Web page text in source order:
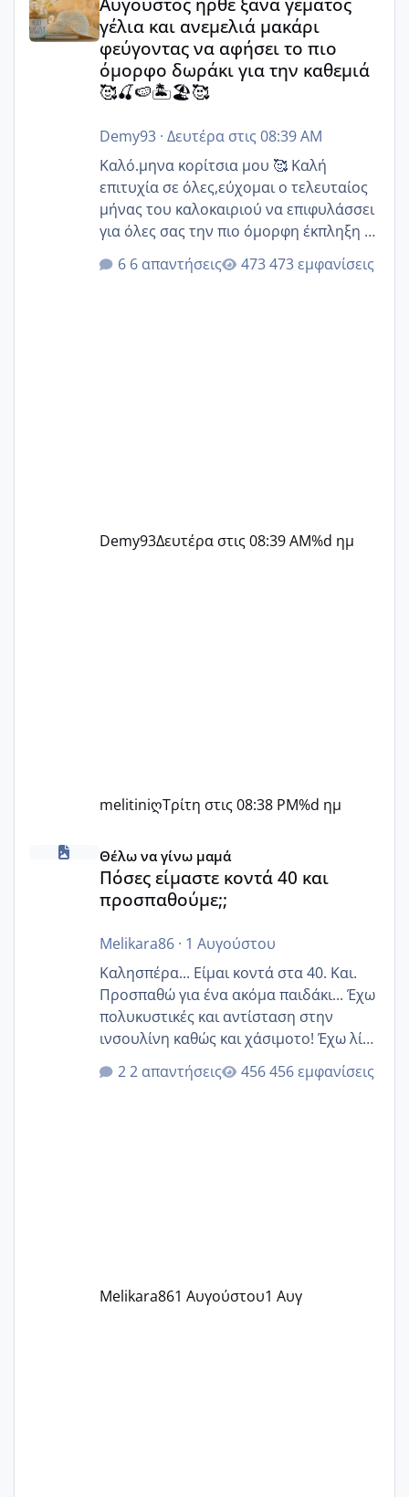
γέλια και ανεμελιά μακάρι
φεύγοντας να αφήσει το πιο
όμορφο δωράκι για την καθεμιά
🥰🍒🍉🏝️🏖️🥰
Demy93· Δευτέρα στις 08:39 AM
Καλό.μηνα κορίτσια μου 🥰 Καλή
επιτυχία σε όλες,εύχομαι ο τελευταίος
μήνας του καλοκαιριού να επιφυλάσσει
για όλες σας την πιο όμορφη έκπληξη 🧿
@Elk @Melikara86 @Παρασκευαιδου
@Zenia z @melitiniღ @Christi.D.
6 απαντήσεις 473 εμφανίσεις
Demy93Δευτέρα στις 08:39 AM%d ημ
melitiniღΤρίτη στις 08:38 PM%d ημ
Πόσες είμαστε κοντά 40 και προσπαθούμε;;
Θέλω να γίνω μαμά
Πόσες είμαστε κοντά 40 και
προσπαθούμε;;
Melikara86· 1 Αυγούστου
Καλησπέρα... Είμαι κοντά στα 40. Και.
Προσπαθώ για ένα ακόμα παιδάκι... Έχω
πολυκυστικές και αντίσταση στην
ινσουλίνη καθώς και χάσιμοτο! Έχω λίγα
κιλά παραπάνω και όσο κ αν προσπαθώ
δεν χάνω εύκολα! Προσπαθώ για ακόμη
2 απαντήσεις 456 εμφανίσεις
Melikara861 Αυγούστου1 Αυγ